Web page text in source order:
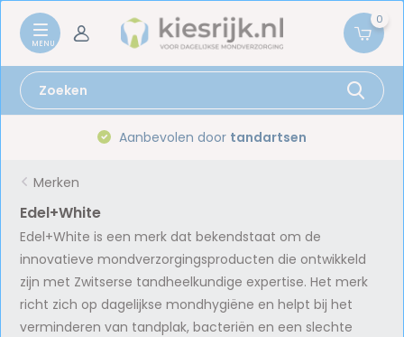
0
Aanbevolen doortandartsen
Merken
Edel+White
Edel+White is een merk dat bekendstaat om de
innovatieve mondverzorgingsproducten die ontwikkeld
zijn met Zwitserse tandheelkundige expertise. Het merk
richt zich op dagelijkse mondhygiëne en helpt bij het
verminderen van tandplak, bacteriën en een slechte